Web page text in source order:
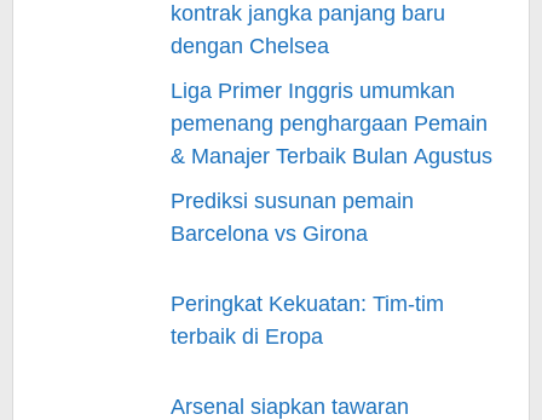
kontrak jangka panjang baru
dengan Chelsea
Liga Primer Inggris umumkan
pemenang penghargaan Pemain
& Manajer Terbaik Bulan Agustus
Prediksi susunan pemain
Barcelona vs Girona
Peringkat Kekuatan: Tim-tim
terbaik di Eropa
Arsenal siapkan tawaran